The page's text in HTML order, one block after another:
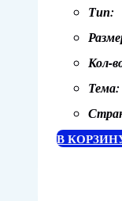
Кол-
В